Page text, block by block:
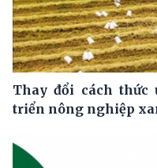
Thay đổi cách
triển nông nghiệp